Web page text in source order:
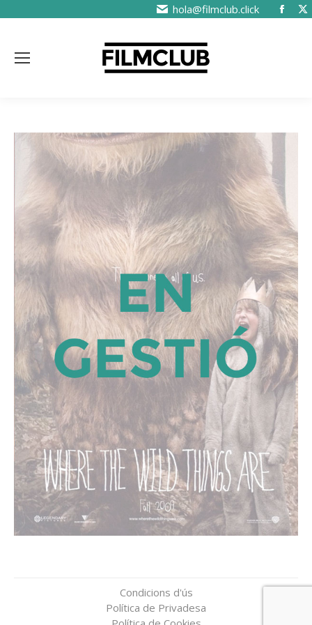
hola@filmclub.click
Condicions d'ús
Política de Privadesa